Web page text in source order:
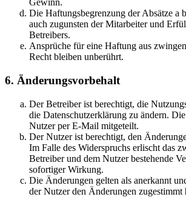
Gewinn.
Die Haftungsbegrenzung der Absätze a
auch zugunsten der Mitarbeiter und
Betreibers.
Ansprüche für eine Haftung aus
Recht bleiben unberührt.
6. Änderungsvorbehalt
Der Betreiber ist berechtigt, die
die Datenschutzerklärung zu ändern.
Nutzer per E-Mail mitgeteilt.
Der Nutzer ist berechtigt, den
Im Falle des Widerspruchs erlischt das
Betreiber und dem Nutzer bestehende
sofortiger Wirkung.
Die Änderungen gelten als anerkannt
der Nutzer den Änderungen zugestimmt